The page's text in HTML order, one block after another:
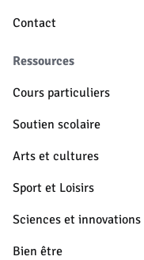
Contact
Ressources
Cours particuliers
Soutien scolaire
Arts et cultures
Sport et Loisirs
Sciences et innovations
Bien être